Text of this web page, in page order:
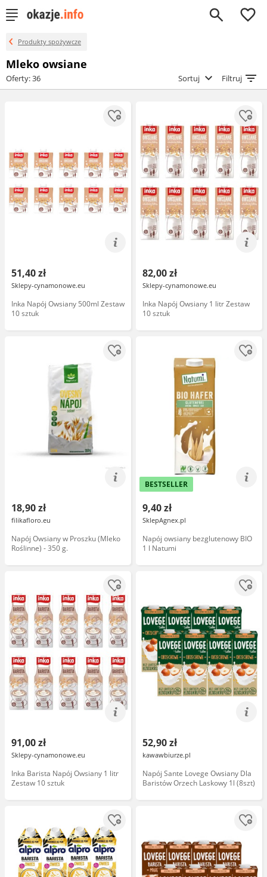
0
Produkty spożywcze
Mleko owsiane
Oferty: 36 Sortuj Filtruj
51,40 zł
Sklepy-cynamonowe.eu
Inka Napój Owsiany 500ml Zestaw
10 sztuk
82,00 zł
Sklepy-cynamonowe.eu
Inka Napój Owsiany 1 litr Zestaw
10 sztuk
18,90 zł
filikafloro.eu
Napój Owsiany w Proszku (Mleko
Roślinne) - 350 g.
BESTSELLER
9,40 zł
SklepAgnex.pl
Napój owsiany bezglutenowy BIO
1 l Natumi
91,00 zł
Sklepy-cynamonowe.eu
Inka Barista Napój Owsiany 1 litr
Zestaw 10 sztuk
52,90 zł
kawawbiurze.pl
Napój Sante Lovege Owsiany Dla
Baristów Orzech Laskowy 1l (8szt)